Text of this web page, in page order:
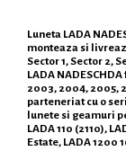
Luneta LADA
monteaza si
Sector 1, Sector 2,
LADA
2003, 2004, 2005,
parteneriat cu o
lunete si geamuri
LADA 110 (2110),
Estate, LADA 1200